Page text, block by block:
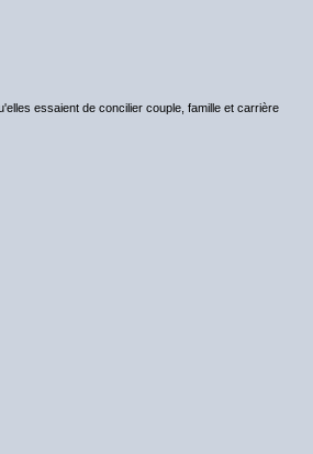
essaient de concilier couple, famille et carrière